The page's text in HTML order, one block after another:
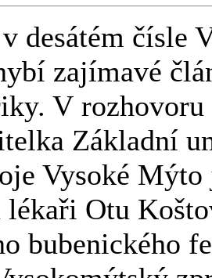
desátém čísle
zajímavé
V rozhovoru
Základní
Vysoké
lékaři Otu
bubenického